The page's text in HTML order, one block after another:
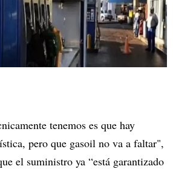
tenemos es que hay
pero que gasoil no va a faltar",
el suministro ya “está garantizado